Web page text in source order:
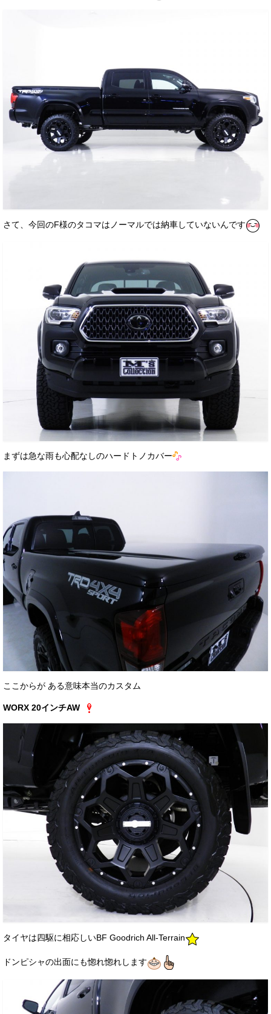
さて、今回のF様のタコマはノーマルでは納車していないんです
まずは急な雨も心配なしのハードトノカバー
ここからが ある意味本当のカスタム
WORX 20インチAW
タイヤは四駆に相応しいBF Goodrich All-Terrain
ドンピシャの出面にも惚れ惚れします